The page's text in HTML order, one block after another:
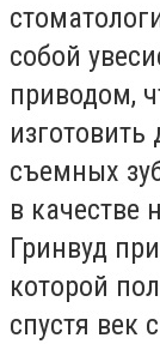
собой
приводом,
съемных
в качестве
Гринвуд
которой
спустя век